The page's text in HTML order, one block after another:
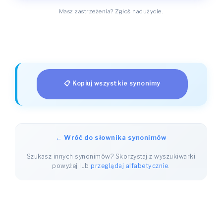
Masz zastrzeżenia? Zgłoś nadużycie.
📋 Kopiuj wszystkie synonimy
← Wróć do słownika synonimów
Szukasz innych synonimów? Skorzystaj z wyszukiwarki
powyżej lubprzeglądaj alfabetycznie